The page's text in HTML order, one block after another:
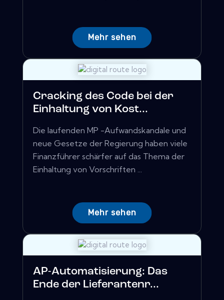
Mehr sehen
Cracking des Code bei der
Einhaltung von Kost...
Die laufenden MP -Aufwandskandale und
neue Gesetze der Regierung haben viele
Finanzführer schärfer auf das Thema der
Einhaltung von Vorschriften ...
Mehr sehen
AP-Automatisierung: Das
Ende der Lieferantenr...